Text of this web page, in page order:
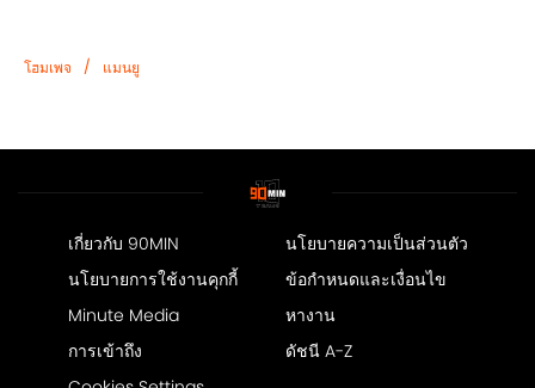
โฮมเพจ / แมนยู
เกี่ยวกับ 90MIN
นโยบายความเป็นส่วนตัว
นโยบายการใช้งานคุกกี้
ข้อกำหนดและเงื่อนไข
Minute Media
หางาน
การเข้าถึง
ดัชนี A-Z